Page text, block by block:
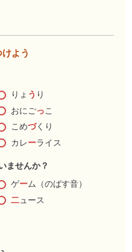
よう
りょ う り
おにごっこ
こめづくり
カレーライス
ませんか？
ゲーム（のばす音）
二ュース